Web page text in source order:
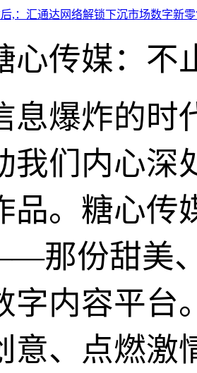
心传媒：
息爆炸的时
我们内心深
品。糖心传
那份甜美
内容平台
意、点燃激